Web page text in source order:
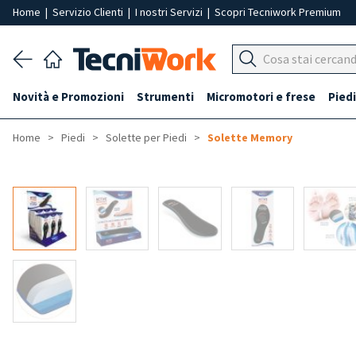
Home | Servizio Clienti | I nostri Servizi | Scopri Tecniwork Premium
Novità e Promozioni Strumenti Micromotori e frese Piedi
Home Piedi Solette per Piedi Solette Memory